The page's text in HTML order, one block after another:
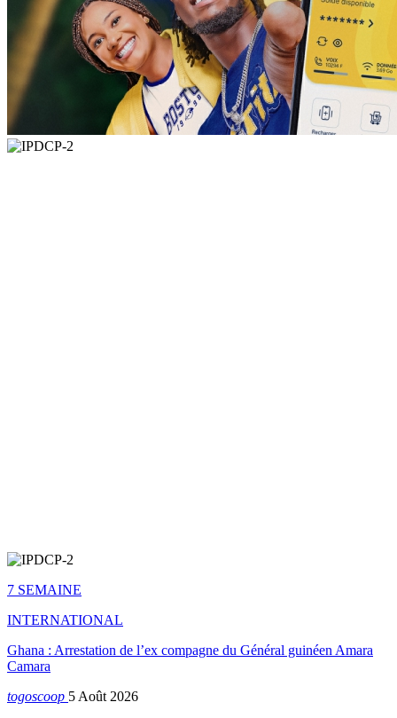
7 SEMAINE
INTERNATIONAL
Ghana : Arrestation de l’ex compagne du Général guinéen Amara
Camara
togoscoop 5 Août 2026